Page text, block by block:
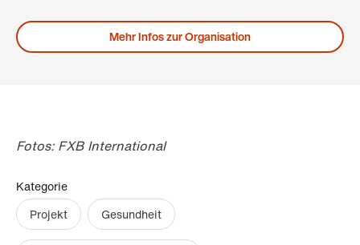
Mehr Infos zur Organisation
Fotos: FXB International
Kategorie
Projekt
Gesundheit